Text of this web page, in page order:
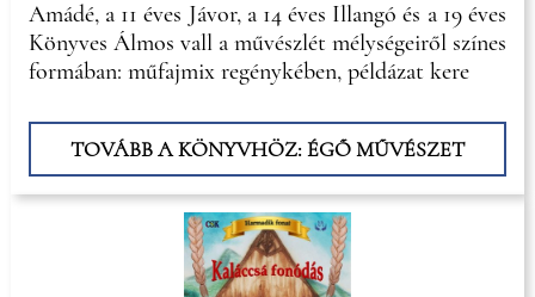
Amádé, a 11 éves Jávor, a 14 éves Illangó és a 19 éves
Könyves Álmos vall a művészlét mélységeiről színes
formában: műfajmix regénykében, példázat kere
TOVÁBB A KÖNYVHÖZ: ÉGŐ MŰVÉSZET